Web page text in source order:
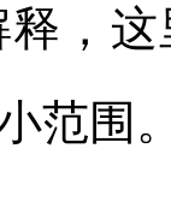
释，
范围